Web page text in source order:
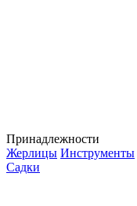
Принадлежности
Жерлицы Инструменты
Садки